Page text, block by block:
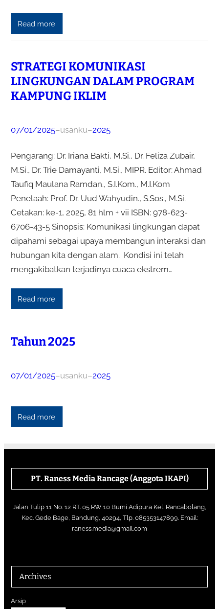
Read more
STRATEGI KOMUNIKASI
LINGKUNGAN DALAM PROGRAM
KAMPUNG IKLIM
07/01/2025–usanku–2025
Pengarang: Dr. Iriana Bakti, M.Si., Dr. Feliza Zubair,
M.Si., Dr. Trie Damayanti, M.Si., MIPR. Editor: Ahmad
Taufiq Maulana Ramdan., S.I.Kom., M.I.Kom
Penelaah: Prof. Dr. Uud Wahyudin., S.Sos., M.Si.
Cetakan: ke-1, 2025, 81 hlm + vii ISBN: 978-623-
6706-43-5 Sinopsis: Komunikasi lingkungan dapat
dipahami sebagai upaya membangun interaksi dan
hubungan kita dengan alam. Kondisi ini telah
mengakibatkan terjadinya cuaca ekstrem…
Read more
Tahun 2025
07/01/2025–usanku–2025
Read more
PT. Raness Media Rancage(Anggota IKAPI)
Jalan Tulip 11 No. 12 RT. 05 RW 10 Bumi Adipura Kel. Rancabolang,
Kec. Gede Bage, Bandung, 40294, Tlp. 085353147899. Email:
raness.media@gmail.com
Archives
Arsip